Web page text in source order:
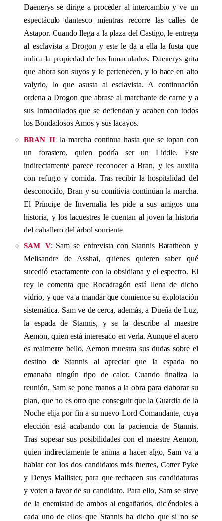
Daenerys se dirige a proceder al intercambio y ve un
espectáculo dantesco mientras recorre las calles de
Astapor. Cuando llega a la plaza del Castigo, le entrega
al esclavista a Drogon y este le da a ella la fusta que
indica la propiedad de los Inmaculados. Daenerys grita
que ahora son suyos y le pertenecen, y lo hace en alto
valyrio, lo que asusta al esclavista. A continuación
ordena a Drogon que abrase al marchante de carne y a
sus Inmaculados que se defiendan y acaben con todos
los Bondadosos Amos y sus lacayos.
bran ii: la marcha continua hasta que se topan con
un forastero, quien podría ser un Liddle. Este
indirectamente parece reconocer a Bran, y les auxilia
con refugio y comida. Tras recibir la hospitalidad del
desconocido, Bran y su comitivia continúan la marcha.
El Príncipe de Invernalia les pide a sus amigos una
historia, y los lacuestres le cuentan al joven la historia
del caballero del árbol sonriente.
sam v: Sam se entrevista con Stannis Baratheon y
Melisandre de Asshai, quienes quieren saber qué
sucedió exactamente con la obsidiana y el espectro. El
rey le comenta que Rocadragón está llena de dicho
vidrio, y que va a mandar que comience su explotación
sistemática. Sam ve de cerca, además, a Dueña de Luz,
la espada de Stannis, y se la describe al maestre
Aemon, quien está interesado en verla. Aunque el acero
es realmente bello, Aemon muestra sus dudas sobre el
destino de Stannis al apreciar que la espada no
emanaba ningún tipo de calor. Cuando finaliza la
reunión, Sam se pone manos a la obra para elaborar su
plan, que no es otro que conseguir que la Guardia de la
Noche elija por fin a su nuevo Lord Comandante, cuya
elección está acabando con la paciencia de Stannis.
Tras sopesar sus posibilidades con el maestre Aemon,
quien indirectamente le anima a hacer algo, Sam va a
hablar con los dos candidatos más fuertes, Cotter Pyke
y Denys Mallister, para que rechacen sus candidaturas
y voten a favor de su candidato. Para ello, Sam se sirve
de la enemistad de ambos al engañarlos, diciéndoles a
cada uno de ellos que Stannis ha dicho que si no se